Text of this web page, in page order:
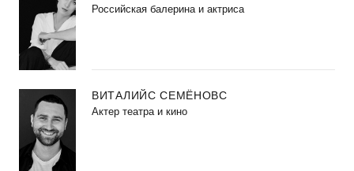
Российская балерина и актриса
ВИТАЛИЙС СЕМЁНОВС
Актер театра и кино